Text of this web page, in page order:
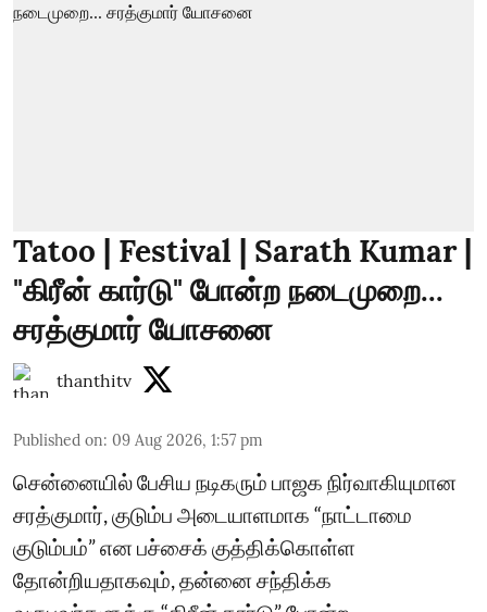
Tatoo | Festival | Sarath Kumar |
"கிரீன் கார்டு" போன்ற நடைமுறை...
சரத்குமார் யோசனை
thanthitv
Published on: 09 Aug 2026, 1:57 pm
சென்னையில் பேசிய நடிகரும் பாஜக நிர்வாகியுமான
சரத்குமார், குடும்ப அடையாளமாக “நாட்டாமை
குடும்பம்” என பச்சைக் குத்திக்கொள்ள
தோன்றியதாகவும், தன்னை சந்திக்க